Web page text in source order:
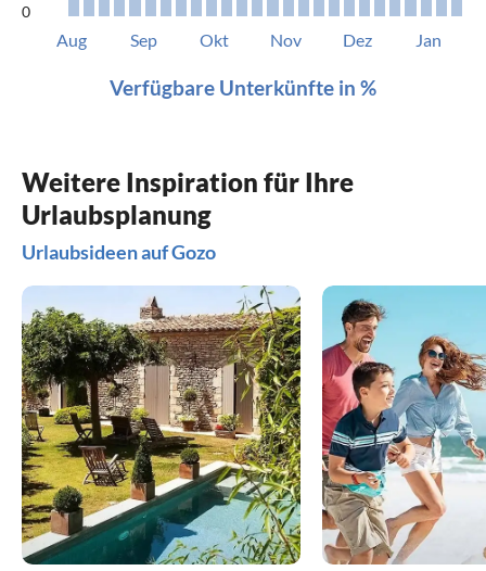
0
Aug Sep Okt Nov Dez Jan
Verfügbare Unterkünfte in %
Weitere Inspiration für Ihre
Urlaubsplanung
Urlaubsideen auf Gozo